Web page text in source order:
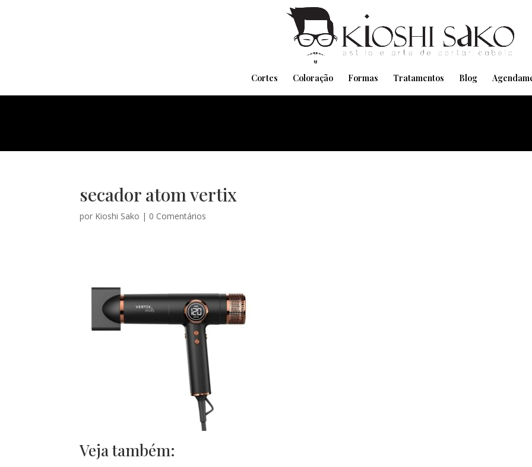
Cortes Coloração Formas Tratamentos Blog
secador atom vertix
por Kioshi Sako | 0 Comentários
Veja também:
Pensando em transformar seu Visual??
Agende pelo Whatsapp